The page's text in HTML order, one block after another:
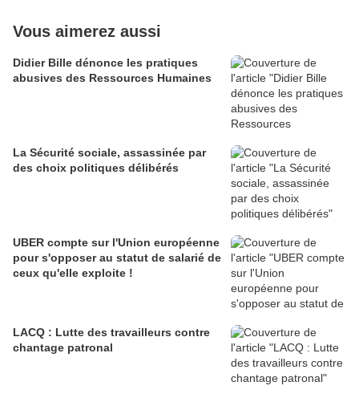
Vous aimerez aussi
Didier Bille dénonce les pratiques
abusives des Ressources Humaines
La Sécurité sociale, assassinée par
des choix politiques délibérés
UBER compte sur l'Union européenne
pour s'opposer au statut de salarié de
ceux qu'elle exploite !
LACQ : Lutte des travailleurs contre
chantage patronal